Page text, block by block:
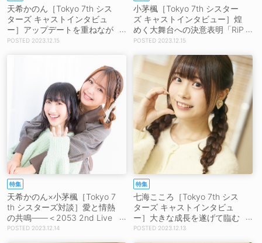
天希かのん［Tokyo 7th シス
ターズ キャストインタビュ
ー］アップデートを重ねなが
ら全力で駆け抜けた2023年
2023.12.15
小茅楓［Tokyo 7th シスター
ズ キャストインタビュー］煌
めく大舞台への決意表明「RiP
oPのよさや新しい可愛さをお
て、全部脳裏に焼きつけてく
ださい」
2023.12.15
特集
天希かのん×小茅楓［Tokyo 7
th シスターズ対談］愛と情熱
の共鳴――＜2053 2nd Live
＞に込める2人の願い「声を
2023.12.14
特集
七海こころ［Tokyo 7th シス
ターズ キャストインタビュ
ー］大きな成長を遂げて臨む
2回目の大舞台「いろいろな
2023.12.13